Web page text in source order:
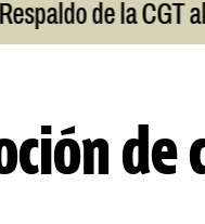
de la CGT al
de